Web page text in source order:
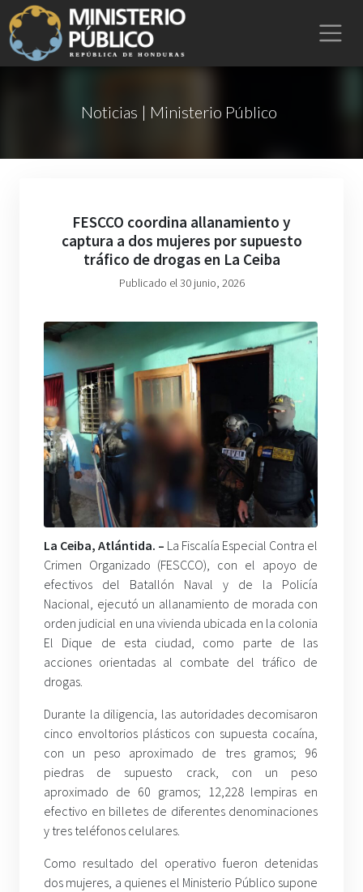
Noticias | Ministerio Público
FESCCO coordina allanamiento y
captura a dos mujeres por supuesto
tráfico de drogas en La Ceiba
Publicado el 30 junio, 2026
La Ceiba, Atlántida. – La Fiscalía Especial Contra el
Crimen Organizado (FESCCO), con el apoyo de
efectivos del Batallón Naval y de la Policía
Nacional, ejecutó un allanamiento de morada con
orden judicial en una vivienda ubicada en la colonia
El Dique de esta ciudad, como parte de las
acciones orientadas al combate del tráfico de
drogas.
Durante la diligencia, las autoridades decomisaron
cinco envoltorios plásticos con supuesta cocaína,
con un peso aproximado de tres gramos; 96
piedras de supuesto crack, con un peso
aproximado de 60 gramos; 12,228 lempiras en
efectivo en billetes de diferentes denominaciones
y tres teléfonos celulares.
Como resultado del operativo fueron detenidas
dos mujeres, a quienes el Ministerio Público supone